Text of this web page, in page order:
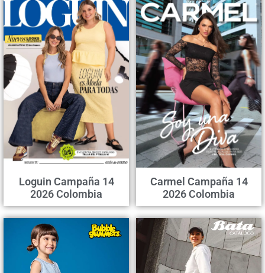
Loguin Campaña 14
2026 Colombia
Carmel Campaña 14
2026 Colombia